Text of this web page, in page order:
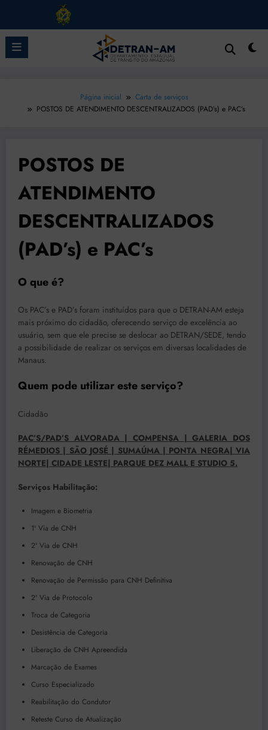
Pular
para
Página inicial
Carta de serviços
POSTOS DE ATENDIMENTO DESCENTRALIZADOS (PAD’s) e PAC’s
POSTOS DE
ATENDIMENTO
DESCENTRALIZADOS
(PAD’s) e PAC’s
O que é?
Os PAC’s e PAD’s foram instituídos para que o DETRAN-AM esteja
mais próximo do cidadão, oferecendo serviço de excelência ao
usuário, sem que ele precise se deslocar ao DETRAN/SEDE, tendo
a possibilidade de realizar os serviços em diversas localidades de
Manaus.
Quem pode utilizar este serviço?
Cidadão
PAC’S/PAD’S ALVORADA | COMPENSA | GALERIA DOS
RÉMEDIOS | SÃO JOSÉ | SUMAÚMA | PONTA NEGRA| VIA
NORTE| CIDADE LESTE| PARQUE DEZ MALL E STUDIO 5.
Serviços Habilitação:
Imagem e Biometria
1ª Via de CNH
2ª Via de CNH
Renovação de CNH
Renovação de Permissão para CNH Definitiva
2ª Via de Protocolo
Troca de Categoria
Desistência de Categoria
Liberação de CNH Apreendida
Marcação de Exames
Curso Especializado
Reabilitação do Condutor
Reteste Curso de Atualização